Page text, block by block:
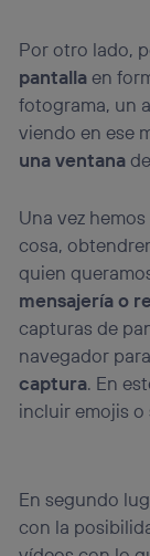
Por otro lado,
pantallaen
fotograma, un
viendo en ese
una ventana
Una vez
cosa,
quien
mensajería o
capturas de
navegador
captura. En
incluir emojis
En segundo
con la